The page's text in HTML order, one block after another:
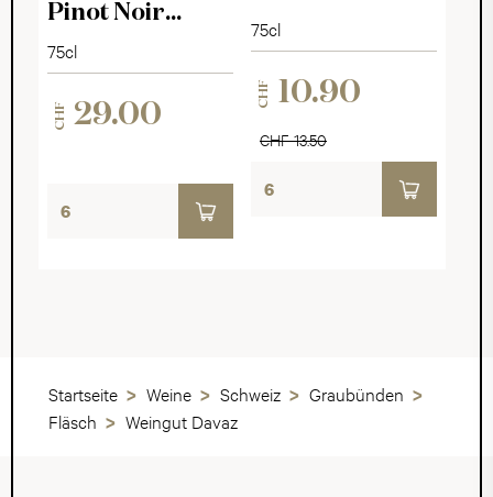
Pinot Noir
Auslese 2023
75cl
CHF 29.00
75cl
CHF 10.90
CHF 13.50
Startseite Weine Schweiz
Graubünden
Fläsch
Weingut Davaz